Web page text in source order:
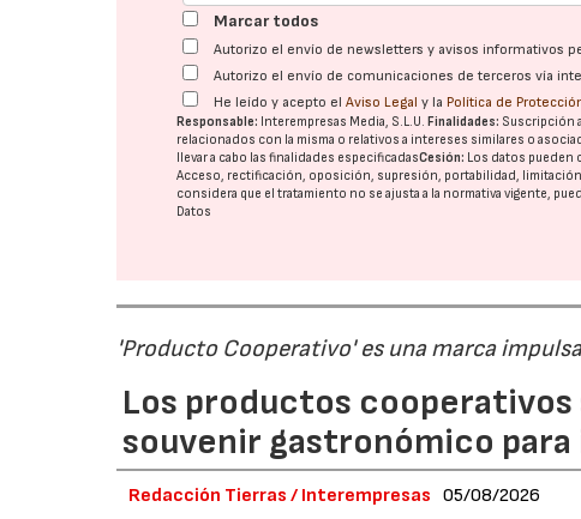
Marcar todos
Autorizo el envío de newsletters y avisos informativos
Autorizo el envío de comunicaciones de terceros vía
He leído y acepto elAviso Legal y la Política de
Responsable: Interempresas Media, S.L.U.Finalidades: Suscripción
relacionados con la misma o relativos a intereses similares o
llevar a cabo las finalidades especificadasCesión: Los datos pueden
Acceso, rectificación, oposición, supresión, portabilidad,
considera que el tratamiento no se ajusta a la normativa vigente,
Datos
'Producto Cooperativo' es una marca
Los productos
souvenir gastronómico
Redacción Tierras / Interempresas 05/08/2026